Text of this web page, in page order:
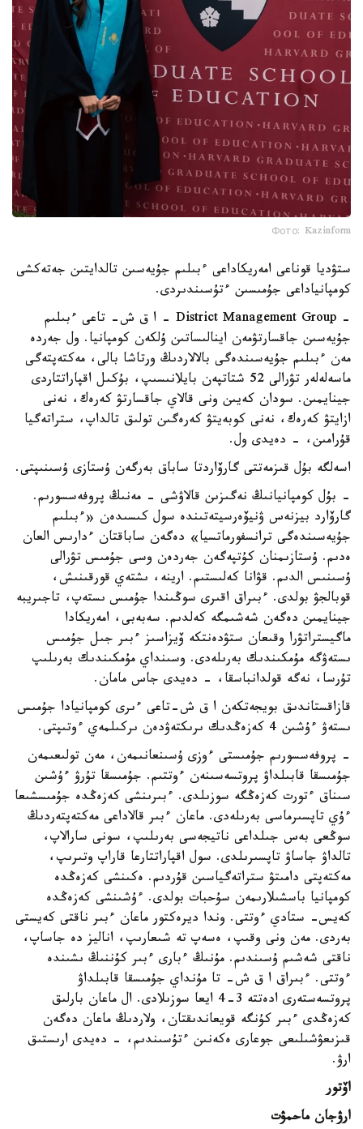
Фото: Kazinform
ستۋديا قوناعى امەريكاداعى ءبىلىم جۇيەسىن تالدايتىن جەتەكشى
كومپانياداعى جۇمىسىن ءتۇسىندىردى.
- District Management Group – ا ق ش- تاعى ءبىلىم
جۇيەسىن جاقسارتۋمەن اينالىساتىن ۇلكەن كومپانيا. ول جەردە
مەن ءبىلىم جۇيەسىندەگى بالالاردىڭ ورتاشا بالى، مەكتەپتەگى
ماسەلەلەر تۋرالى 52 شتاتپەن بايلانىسىپ، بۇكىل اقپاراتتاردى
جينايمىن. سودان كەيىن ونى قالاي جاقسارتۋ كەرەك، نەنى
ازايتۋ كەرەك، نەنى كوبەيتۋ كەرەگىن تولىق تالداپ، ستراتەگيا
قۇرامىن، - دەيدى ول.
اسەلگە بۇل قىزمەتتى گارۆاردتا ساباق بەرگەن ۇستازى ۇسىنىپتى.
- بۇل كومپانيانىڭ نەگىزىن قالاۋشى - مەنىڭ پروفەسسورىم.
گارۆارد بيزنەس ۋنيۆەرسيتەتىندە سول كىسىدەن «ءبىلىم
جۇيەسىندەگى ترانسفورماتسيا» دەگەن ساباقتان ءدارىس العان
ەدىم. ۇستازىمنان كۇتپەگەن جەردەن وسى جۇمىس تۋرالى
ۇسىنىس الدىم. قۋانا كەلىستىم. ارينە، ىشتەي قورقىنىش،
قوبالجۋ بولدى. ءبىراق اقىرى سوڭىندا جۇمىس ىستەپ، تاجىريبە
جينايمىن دەگەن شەشىمگە كەلدىم. سەبەبى، امەريكادا
ماگيستراتۋرا وقىعان ستۋدەنتكە ۆيزاسىز ءبىر جىل جۇمىس
ىستەۋگە مۇمكىندىك بەرىلەدى. وسىنداي مۇمكىندىك بەرىلىپ
تۇرسا، نەگە قولدانباسقا، - دەيدى جاس مامان.
قازاقستاندىق بويجەتكەن ا ق ش-تاعى ءىرى كومپانيادا جۇمىس
ىستەۋ ءۇشىن 4 كەزەڭدىك ىرىكتەۋدەن ىركىلمەي ءوتىپتى.
- پروفەسسورىم جۇمىستى ءوزى ۇسىنعانىمەن، مەن تولىعىمەن
جۇمىسقا قابىلداۋ پروتسەسىنەن ءوتتىم. جۇمىسقا تۇرۋ ءۇشىن
سىناق ءتورت كەزەڭگە سوزىلدى. ءبىرىنشى كەزەڭدە جۇمىسشىعا
ءۇي تاپسىرماسى بەرىلەدى. ماعان ءبىر قالاداعى مەكتەپتەردىڭ
سوڭعى بەس جىلداعى ناتيجەسى بەرىلىپ، سونى سارالاپ،
تالداۋ جاساۋ تاپسىرىلدى. سول اقپاراتتارعا قاراپ وتىرىپ،
مەكتەپتى دامىتۋ ستراتەگياسىن قۇردىم. ەكىنشى كەزەڭدە
كومپانيا باسشىلارىمەن سۇحبات بولدى. ءۇشىنشى كەزەڭدە
كەيس- ستادي ءوتتى. وندا ديرەكتور ماعان ءبىر ناقتى كەيستى
بەردى. مەن ونى وقىپ، ەسەپ تە شىعارىپ، اناليز دە جاساپ،
ناقتى شەشىم ۇسىندىم. مۇنىڭ ءبارى ءبىر كۇننىڭ ىشىندە
ءوتتى. ءبىراق ا ق ش- تا مۇنداي جۇمىسقا قابىلداۋ
پروتسەستەرى ادەتتە 3-4 ايعا سوزىلادى. ال ماعان بارلىق
كەزەڭدى ءبىر كۇنگە قويعاندىقتان، ولاردىڭ ماعان دەگەن
قىزىعۋشىلىعى جوعارى ەكەنىن ءتۇسىندىم، - دەيدى ارىستىق
ارۋ.
اۆتور
ارۋجان ماحمۋت